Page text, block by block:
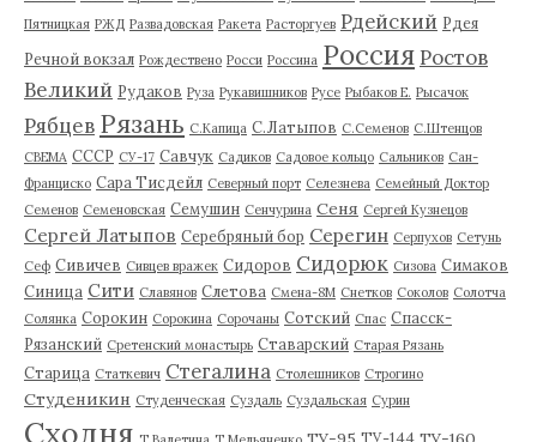
Пятницкая РЖД Развадовская Ракета Расторгуев Рдейский Рдея
Речной вокзал Рождествено Росси Россина Россия Ростов
Великий Рудаков Руза Рукавишников Русе Рыбаков Е. Рысачок
Рябцев Рязань С.Капица С.Латыпов С.Семенов С.Штенцов
СВЕМА СССР СУ-17 Савчук Садиков Садовое кольцо Сальников Сан-
Франциско Сара Тисдейл Северный порт Селезнева Семейный Доктор
Семенов Семеновская Семушин Сенчурина Сеня Сергей Кузнецов
Сергей Латыпов Серебряный бор Серегин Серпухов Сетунь
Сеф Сивичев Сивцев вражек Сидоров Сидорюк Сизова Симаков
Синица Сити Славянов Слетова Смена-8М Снетков Соколов Солотча
Солянка Сорокин Сорокина Сорочаны Сотский Спас Спасск-
Рязанский Сретенский монастырь Ставарский Старая Рязань
Старица Статкевич Стегалина Столешников Строгино
Студеникин Студенческая Суздаль Суздальская Сурин
Сходня